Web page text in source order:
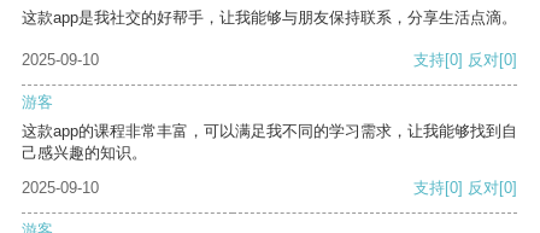
这款app是我社交的好帮手，让我能够与朋友保持联系，分享生活点滴。
2025-09-10 支持[0] 反对[0]
游客
这款app的课程非常丰富，可以满足我不同的学习需求，让我能够找到自
己感兴趣的知识。
2025-09-10
支持[0] 反对[0]